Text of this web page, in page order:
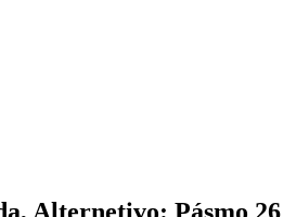
Alternetivo: Pásmo 26